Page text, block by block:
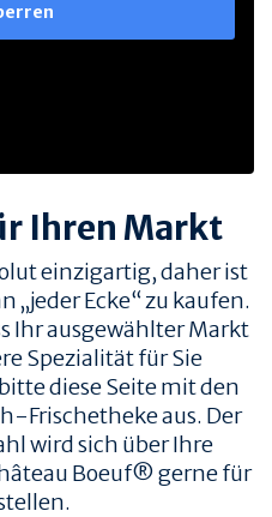
Ihren Markt
einzigartig, daher ist
Ecke“ zu kaufen.
Ihr ausgewählter Markt
Spezialität für Sie
diese Seite mit den
Frischetheke aus. Der
wird sich über Ihre
Boeuf® gerne für